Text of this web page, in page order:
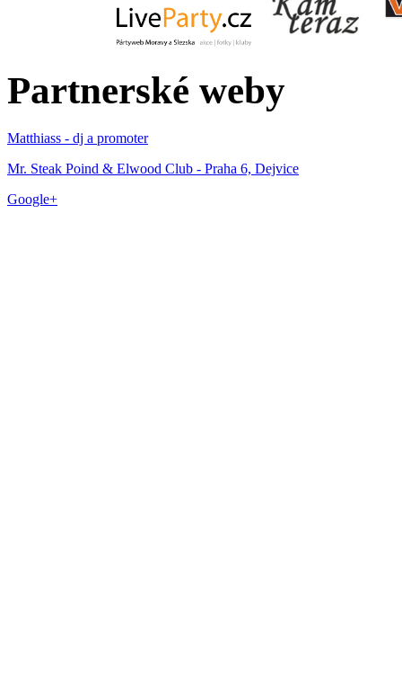
Partnerské weby
Matthiass - dj a promoter
Mr. Steak Poind & Elwood Club - Praha 6, Dejvice
Google+